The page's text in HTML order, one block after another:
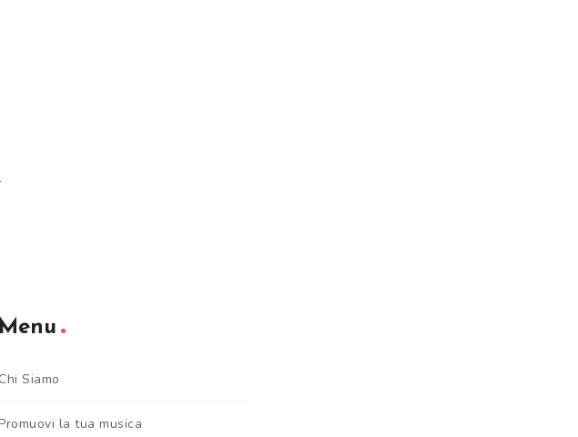
Menu
Chi Siamo
la tua musica